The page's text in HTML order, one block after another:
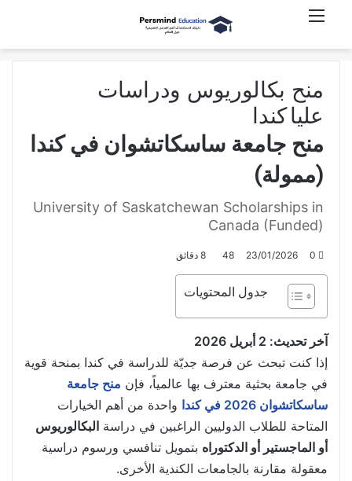
منح بكالوريوس ودراسات
علياكندا
منح جامعة ساسكاتشوان في كندا
(ممولة)
University of Saskatchewan Scholarships in
Canada (Funded)
23/01/2026 0
جدول المحتويات
آخر تحديث: 2 أبريل 2026
إذا كنت تبحث عن فرصة جديّة للدراسة في كندا بمنحة قوية
في جامعة بحثية معترف بها عالمياً، فإن منح جامعة
ساسكاتشوان 2026 في كندا
واحدة من أهم الخيارات
المتاحة للطلاب الدوليين الراغبين في دراسة البكالوريوس
أو الماجستير أو الدكتوراه بتمويل تنافسي ورسوم دراسية
معقولة مقارنة بالجامعات الكندية الأخرى.